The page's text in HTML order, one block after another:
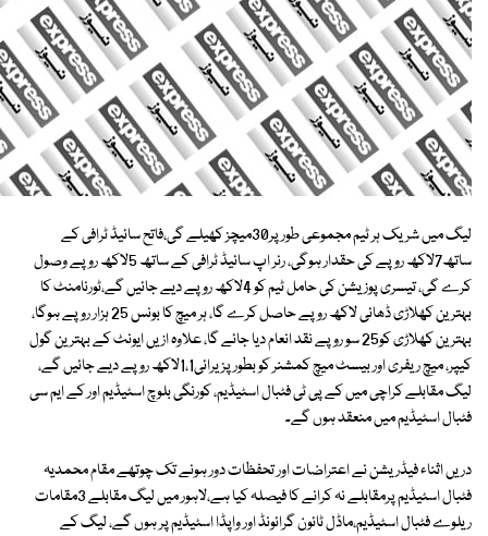
لیگ میں شریک ہر ٹیم مجموعی طور پر30میچز کھیلے گی،فاتح سائیڈ ٹرافی کے
ساتھ7لاکھ روپے کی حقدار ہوگی، رنر اپ سائیڈ ٹرافی کے ساتھ 5لاکھ روپے وصول
کرے گی، تیسری پوزیشن کی حامل ٹیم کو 4لاکھ روپے دیے جائیں گے،ٹورنامنٹ کا
بہترین کھلاڑی ڈھائی لاکھ روپے حاصل کرے گا، ہر میچ کا بونس 25 ہزار روپے ہوگا،
بہترین کھلاڑی کو25 سو روپے نقد انعام دیا جائے گا، علاوہ ازیں ایونٹ کے بہترین گول
کیپر، میچ ریفری اور بیسٹ میچ کمشنر کو بطور پزیرائی1،1لاکھ روپے دیے جائیں گے،
لیگ مقابلے کراچی میں کے پی ٹی فٹبال اسٹیڈیم، کورنگی بلوچ اسٹیڈیم اور کے ایم سی
فٹبال اسٹیڈیم میں منعقد ہوں گے۔
دریں اثناء فیڈریشن نے اعتراضات اور تحفظات دور ہونے تک چوتھے مقام محمدیہ
فٹبال اسٹیڈیم پرمقابلے نہ کرانے کا فیصلہ کیا ہے،لاہور میں لیگ مقابلے 3مقامات
ریلوے فٹبال اسٹیڈیم،ماڈل ٹائون گرائونڈ اور واپڈا اسٹیڈیم پر ہوں گے، لیگ کے